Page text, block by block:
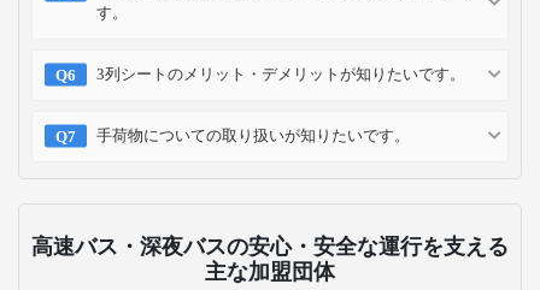
す。
3列シートのメリット・デメリットが知りたいです。
手荷物についての取り扱いが知りたいです。
高速バス・深夜バスの安心・安全な運行を支える
主な加盟団体